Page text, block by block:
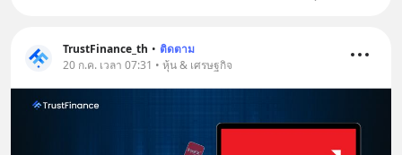
TrustFinance_th • ติดตาม
20 ก.ค. เวลา 07:31 • หุ้น & เศรษฐกิจ